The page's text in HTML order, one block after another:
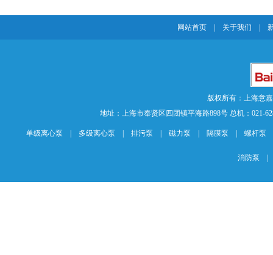
网站首页 关于我们
版权所有：上海意
地址：上海市奉贤区四团镇平海路898号 总机：021-
单级离心泵 多级离心泵 排污泵 磁力泵 隔膜泵 螺杆泵
消防泵